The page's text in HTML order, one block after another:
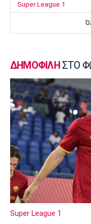
Super League 1
Επιστρέφει
Επίσημα στον
23:35
Europa League
Μπρούνο:
23:32
Ποδόσφαιρο - Διεθνή
Κακή εβδομάδα
23:23
Γ Εθνική
Αστέρας Βάρης:
ρόστερ
ΔΗΜΟΦΙΛΗΣΤΟ
Super League 1